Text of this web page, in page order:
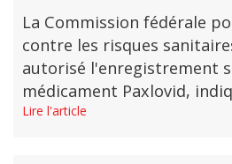
La Commission fédérale
contre les risques
autorisé l'enregistrement
médicament Paxlovid,
Lire l'article